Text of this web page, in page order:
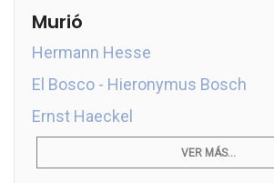
Murió
Hermann Hesse
El Bosco - Hieronymus Bosch
Ernst Haeckel
VER MÁS...